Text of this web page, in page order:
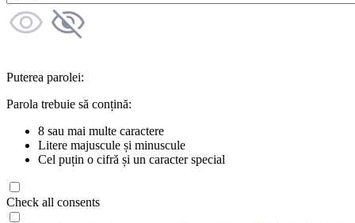
Puterea parolei:
Parola trebuie să conțină:
8 sau mai multe caractere
Litere majuscule și minuscule
Cel puțin o cifră și un caracter special
Check all consents